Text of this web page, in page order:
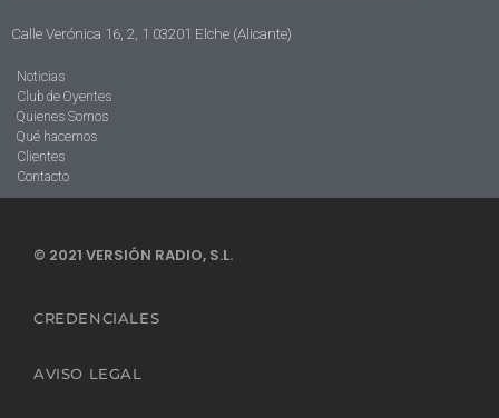
Calle Verónica 16, 2, 1 03201 Elche (Alicante)
Noticias
Club de Oyentes
Quienes Somos
Qué hacemos
Clientes
Contacto
© 2021 VERSIÓN RADIO, S.L.
CREDENCIALES
AVISO LEGAL